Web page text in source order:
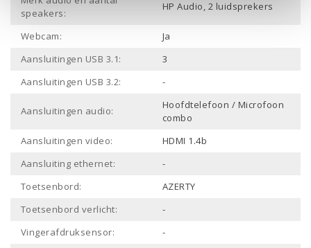
speakers:
HP Audio, 2 luidsprekers
Webcam:
Ja
Aansluitingen USB 3.1:
3
Aansluitingen USB 3.2:
-
Aansluitingen audio:
Hoofdtelefoon / Microfoon
combo
Aansluitingen video:
HDMI 1.4b
Aansluiting ethernet:
-
Toetsenbord:
AZERTY
Toetsenbord verlicht:
-
Vingerafdruksensor:
-